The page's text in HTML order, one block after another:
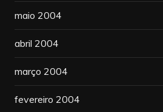
maio 2004
abril 2004
março 2004
fevereiro 2004